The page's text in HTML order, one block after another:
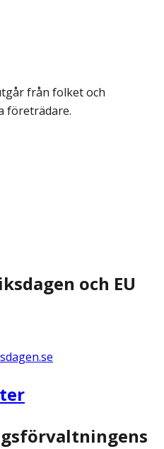
från folket och
företrädare.
och EU